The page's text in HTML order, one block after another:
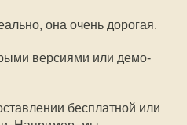
она очень дорогая.
версиями или демо-
бесплатной или